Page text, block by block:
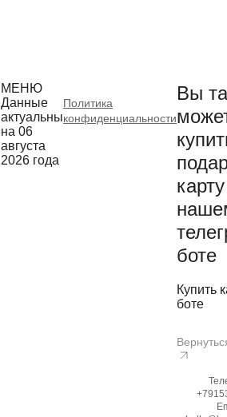
МЕНЮ
Данные
актуальны
на 06
августа
2026 года
Политика
конфиденциальности
Вы
боте
Купить
боте